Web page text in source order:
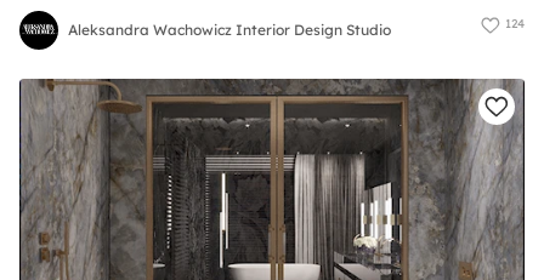
Aleksandra Wachowicz Interior Design Studio 124